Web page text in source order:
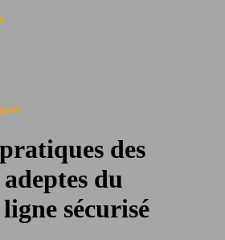
des
du
sécurisé